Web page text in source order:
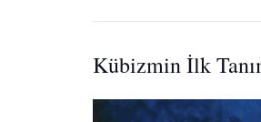
Kübizmin İlk